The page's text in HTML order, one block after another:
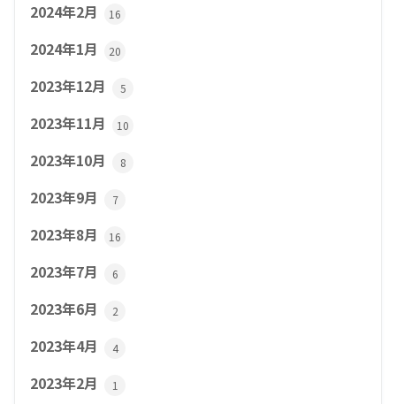
2024年2月 16
2024年1月 20
2023年12月 5
2023年11月 10
2023年10月 8
2023年9月 7
2023年8月 16
2023年7月 6
2023年6月 2
2023年4月 4
2023年2月 1